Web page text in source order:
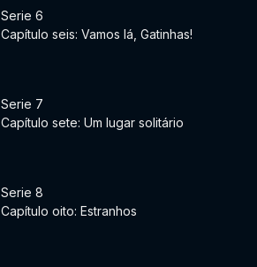
Serie 6
Capítulo seis: Vamos lá, Gatinhas!
Serie 7
Capítulo sete: Um lugar solitário
Serie 8
Capítulo oito: Estranhos